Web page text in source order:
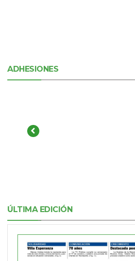
ADHESIONES
ÚLTIMA EDICIÓN